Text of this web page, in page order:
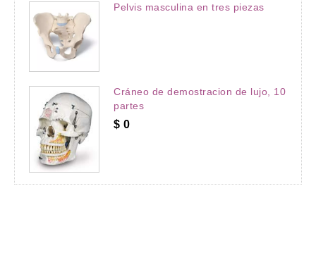
Pelvis masculina en tres piezas
Cráneo de demostracion de lujo, 10
partes
$ 0